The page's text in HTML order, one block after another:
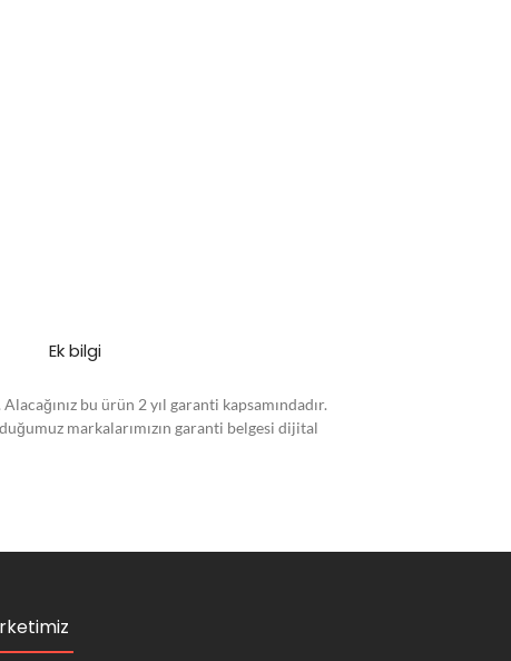
Ek bilgi
bu ürün 2 yıl garanti kapsamındadır.
markalarımızın garanti belgesi dijital